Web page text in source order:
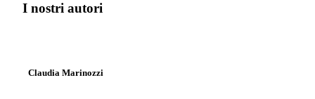
I nostri autori
Claudia Marinozzi